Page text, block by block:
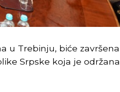
u Trebinju, biće završena
Srpske koja je održana